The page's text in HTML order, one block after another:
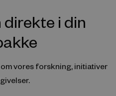
direkte i din
vores forskning, initiativer